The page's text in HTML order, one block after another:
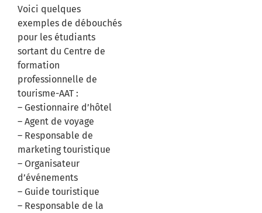
Voici quelques
exemples de débouchés
pour les étudiants
sortant du Centre de
formation
professionnelle de
tourisme-AAT :
– Gestionnaire d’hôtel
– Agent de voyage
– Responsable de
marketing touristique
– Organisateur
d’événements
– Guide touristique
– Responsable de la